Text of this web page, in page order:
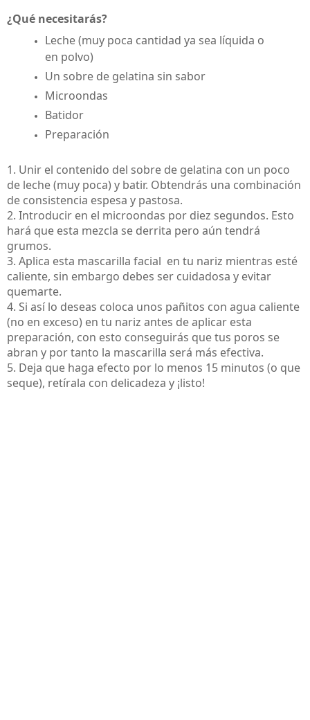
¿Qué necesitarás?
Leche (muy poca cantidad ya sea líquida o
en polvo)
Un sobre de gelatina sin sabor
Microondas
Batidor
Preparación
1. Unir el contenido del sobre de gelatina con un poco
de leche (muy poca) y batir. Obtendrás una combinación
de consistencia espesa y pastosa.
2. Introducir en el microondas por diez segundos. Esto
hará que esta mezcla se derrita pero aún tendrá
grumos.
3. Aplica esta mascarilla facial en tu nariz mientras esté
caliente, sin embargo debes ser cuidadosa y evitar
quemarte.
4. Si así lo deseas coloca unos pañitos con agua caliente
(no en exceso) en tu nariz antes de aplicar esta
preparación, con esto conseguirás que tus poros se
abran y por tanto la mascarilla será más efectiva.
5. Deja que haga efecto por lo menos 15 minutos (o que
seque), retírala con delicadeza y ¡listo!